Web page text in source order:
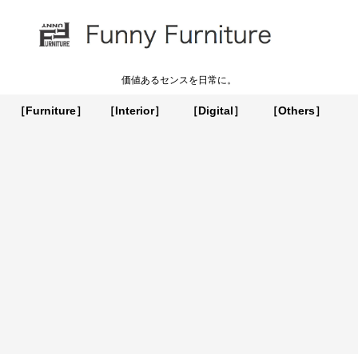
価値あるセンスを日常に。
［Furniture］ ［Interior］ ［Digital］ ［Others］